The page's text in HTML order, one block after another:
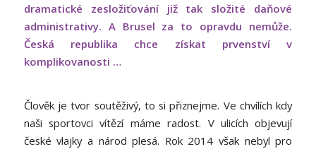
dramatické zesložiťování již tak složité daňové
administrativy. A Brusel za to opravdu nemůže.
Česká republika chce získat prvenství v
komplikovanosti …
Člověk je tvor soutěživý, to si přiznejme. Ve chvílích kdy
naši sportovci vítězí máme radost. V ulicích objevují
české vlajky a národ plesá. Rok 2014 však nebyl pro